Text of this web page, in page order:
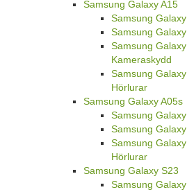
Samsung Galaxy A15
Samsung
Samsung
Samsung
Kameraskydd
Samsung
Hörlurar
Samsung Galaxy A05s
Samsung
Samsung
Samsung
Hörlurar
Samsung Galaxy S23
Samsung